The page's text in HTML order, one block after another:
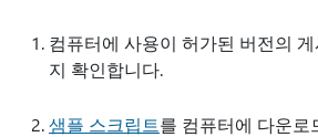
컴퓨터에 사용이 허가된 버전의
지 확인합니다.
샘플 스크립트를 컴퓨터에 다운로